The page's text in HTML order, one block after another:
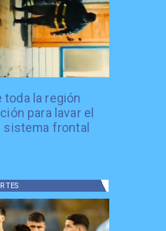
toda la región
para lavar el
sistema frontal